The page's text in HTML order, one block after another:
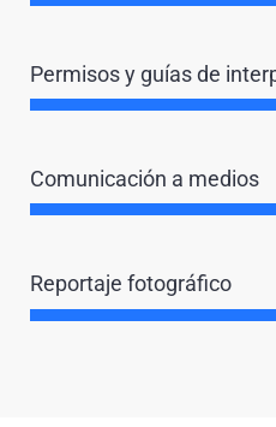
Permisos y guías de
Comunicación a medios
Reportaje fotográfico